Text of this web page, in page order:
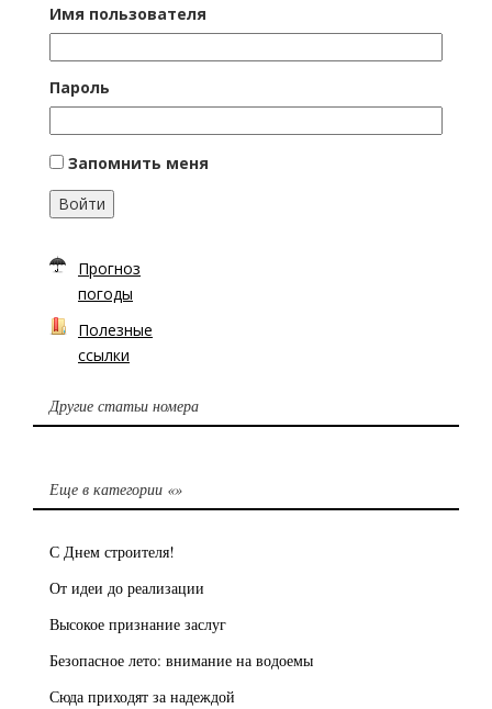
Имя пользователя
Пароль
Запомнить меня
Войти
Прогноз
погоды
Полезные
ссылки
Другие статьи номера
Еще в категории «»
С Днем строителя!
От идеи до реализации
Высокое признание заслуг
Безопасное лето: внимание на водоемы
Сюда приходят за надеждой